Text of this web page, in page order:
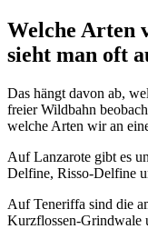
Welche Arten
sieht man oft
Das hängt davon ab,
freier Wildbahn
welche Arten wir an
Auf Lanzarote gibt es
Delfine, Risso-Delfine
Auf Teneriffa sind die
Kurzflossen-Grindwale